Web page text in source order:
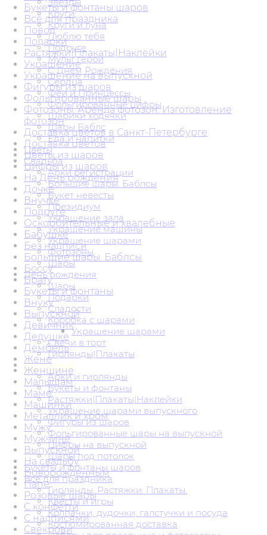
Круги
Круги и луна
Люблю тебя
Подруге
Мульт герои
С Днем Рождения
Сердца
Феи и Принцессы
Фольгированные цифры
Шарики ходячки
Шары Баблс
Еда и напитки
Цветы
Свадьба
Арки регистрации
Большие шары. Баблсы
Букет невесты
Президиум
Украшение зала
Украшение машины
Украшение шарами
Фотозоны
Шары
День рождения
Шары
Подарки
Сладости
Коробка с шарами
Украшение шарами
Свечи в торт
Гирлянды|Плакаты
Выпускной
Арки и гирлянды
Букеты и фонтаны
Растяжки|Плакаты|Наклейки
Украшение шарами выпускного
Фигуры из шаров
Фольгированные шары на выпускной
Цифры на выпускной
Шары под потолок
Букеты и фонтаны шаров
Всё для праздника
Гирлянды. Растяжки. Плакаты.
Квесты и игры
Колпачки, дудочки, галстучки и посуда
Костюмированная доставка
Букеты и фонтаны шаров
Всё для праздника
Повод
Подарки
Растяжки|Плакаты|Наклейки
Украшение
Украшение на выпускной
Фигуры из шаров
Фольгированные шары
Фотозоны. Аренда фотозон. Изготовление
фотозон
Доставка цветов в Санкт-Петербурге
Доставка цветов
Цветы из шаров
Цифры из шаров
На День рождения
Дочке
Внучке
Подруге
Оскорбительные и хвалебные
Бабушке
Без надписи
Большие шары. Баблсы
Боссу
Брату
Букеты и фонтаны
Внуку
Выпускной
Девичник
Дедушке
Дембель
Жене
Женщине
Малышам
Маме
Машинки
Металлик и хром
Мужу
Мужчине
Выпускной
На свадьбу
Новорожденным
Папе
Розовые шары
С конфетти
С надписями
Свекрови